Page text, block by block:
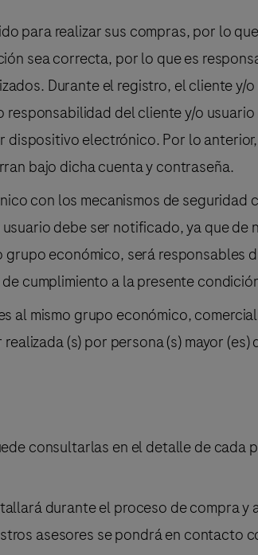
para realizar sus compras, por lo
sea correcta, por lo que es
Durante el registro, el cliente y/
del cliente y/o
electrónico. Por lo
bajo dicha cuenta y contraseña.
con los mecanismos de seguridad
debe ser notificado, ya que de
grupo económico, será responsables
cumplimiento a la presente
al mismo grupo económico,
(s) por persona (s) mayor (es)
consultarlas en el detalle de cada
durante el proceso de compra y
asesores se pondrá en contacto